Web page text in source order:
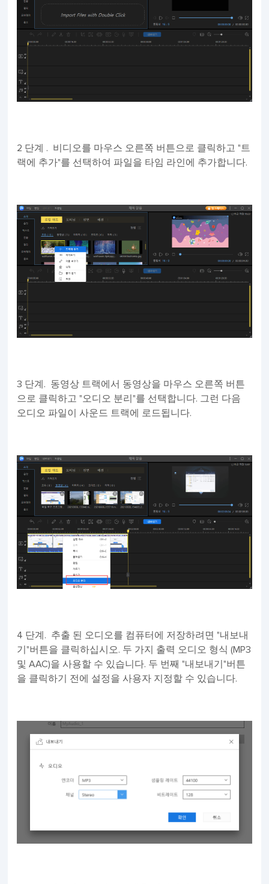
2 단계 . 비디오를 마우스 오른쪽 버튼으로 클릭하고 "트
랙에 추가"를 선택하여 파일을 타임 라인에 추가합니다.
3 단계. 동영상 트랙에서 동영상을 마우스 오른쪽 버튼
으로 클릭하고 "오디오 분리"를 선택합니다. 그런 다음
오디오 파일이 사운드 트랙에 로드됩니다.
4 단계. 추출 된 오디오를 컴퓨터에 저장하려면 "내보내
기"버튼을 클릭하십시오. 두 가지 출력 오디오 형식 (MP3
및 AAC)을 사용할 수 있습니다. 두 번째 "내보내기"버튼
을 클릭하기 전에 설정을 사용자 지정할 수 있습니다.